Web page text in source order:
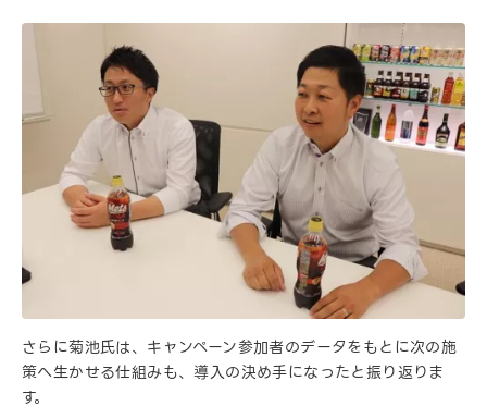
さらに菊池氏は、キャンペーン参加者のデータをもとに次の施
策へ生かせる仕組みも、導入の決め手になったと振り返りま
す。